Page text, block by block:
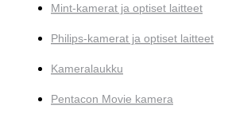
Mint-kamerat ja optiset laitteet
Philips-kamerat ja optiset laitteet
Kameralaukku
Pentacon Movie kamera